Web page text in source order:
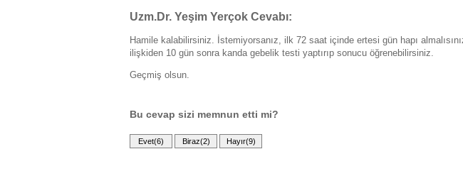
Uzm.Dr. Yeşim Yerçok Cevabı:
Hamile kalabilirsiniz. İstemiyorsanız, ilk 72 saat içinde ertesi gün hapı
ilişkiden 10 gün sonra kanda gebelik testi yaptırıp sonucu öğrenebilirsiniz.
Geçmiş olsun.
Bu cevap sizi memnun etti mi?